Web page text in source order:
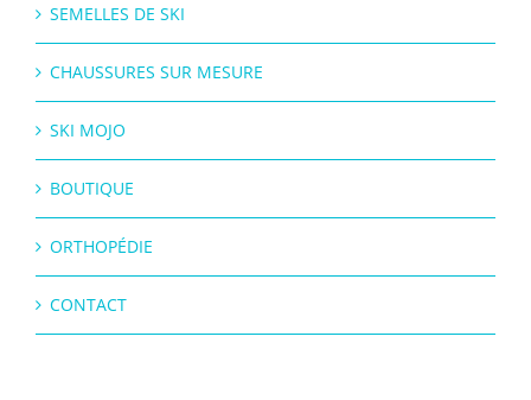
SEMELLES DE SKI
CHAUSSURES SUR MESURE
SKI MOJO
BOUTIQUE
ORTHOPÉDIE
CONTACT